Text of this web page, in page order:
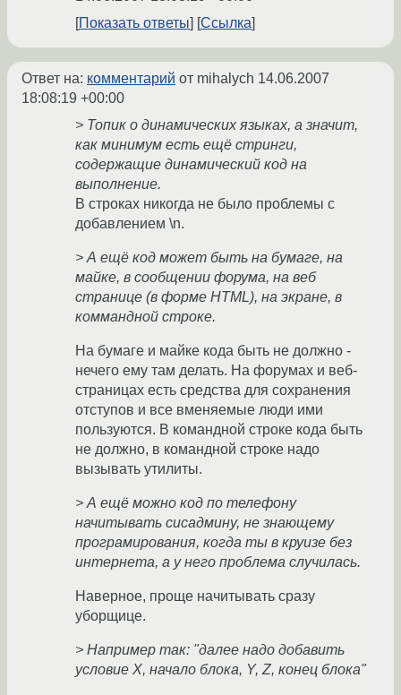
Показать ответы
Ссылка
Ответ на: комментарий от mihalych 14.06.2007
18:08:19 +00:00
> Топик о динамических языках, а значит,
как минимум есть ещё стринги,
содержащие динамический код на
выполнение.
В строках никогда не было проблемы с
добавлением \n.
> А ещё код может быть на бумаге, на
майке, в сообщении форума, на веб
странице (в форме HTML), на экране, в
коммандной строке.
На бумаге и майке кода быть не должно -
нечего ему там делать. На форумах и веб-
страницах есть средства для сохранения
отступов и все вменяемые люди ими
пользуются. В командной строке кода быть
не должно, в командной строке надо
вызывать утилиты.
> А ещё можно код по телефону
начитывать сисадмину, не знающему
програмирования, когда ты в круизе без
интернета, а у него проблема случилась.
Наверное, проще начитывать сразу
уборщице.
> Например так: "далее надо добавить
условие X, начало блока, Y, Z, конец блока"